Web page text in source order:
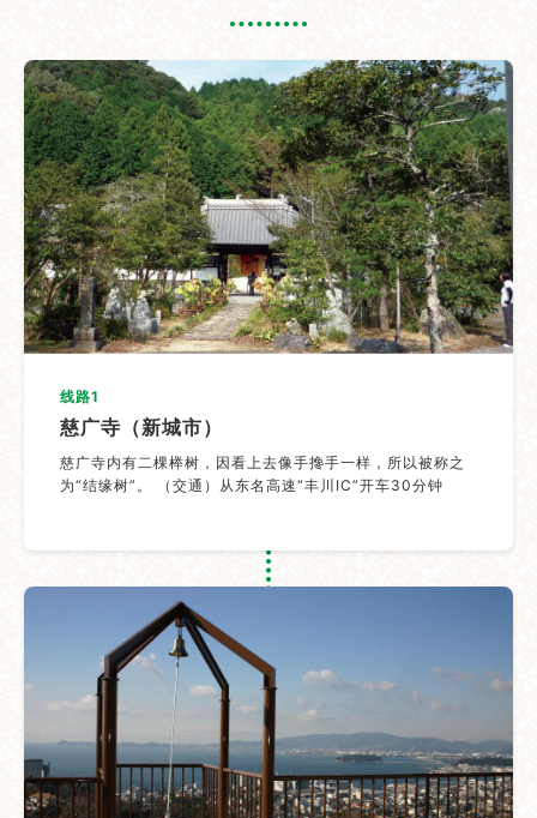
线路1
慈广寺（新城市）
慈广寺内有二棵榉树，因看上去像手搀手一样，所以被称之
为“结缘树”。 （交通）从东名高速“丰川IC”开车30分钟